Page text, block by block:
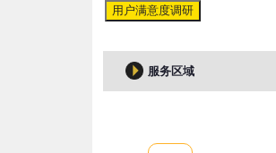
用户满意度调研
服务区域